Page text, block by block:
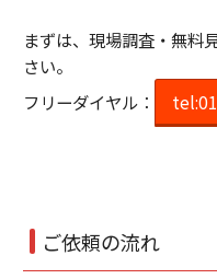
まずは、現場調査・無料
さい。
フリーダイヤル：
ご依頼の流れ